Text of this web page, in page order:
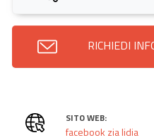
RICHIEDI
SITO WEB:
facebook zia lidia